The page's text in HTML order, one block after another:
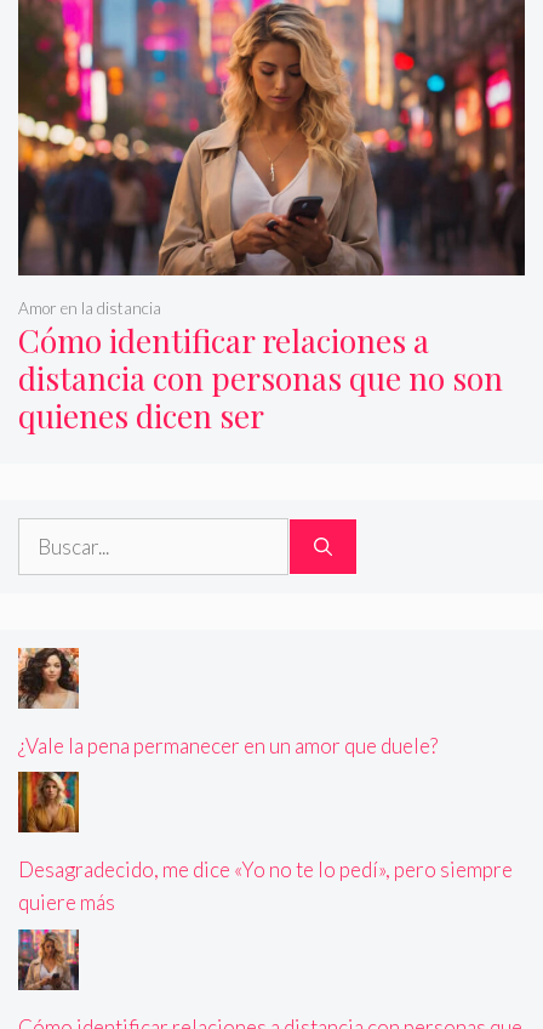
Cómo identificar relaciones a
distancia con personas que no son
quienes dicen ser
Amor en la distancia
Buscar:
¿Vale la pena permanecer en un amor que duele?
Desagradecido, me dice «Yo no te lo pedí», pero siempre
quiere más